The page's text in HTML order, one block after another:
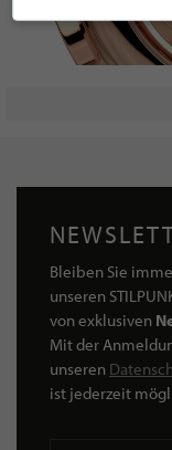
Bleiben Sie
unseren
von exklusiven
Mit der
unseren
ist jederzeit